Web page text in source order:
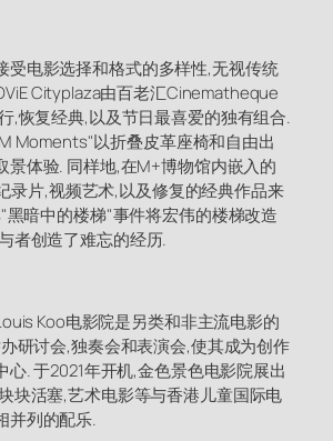
受电影选择和格式的多样性,无视传统
Cityplaza由百老汇Cinematheque
,恢复经典,以及节日最喜爱的独有组合.
Moments"以折叠皮革座椅和自由出
景体验. 同样地,在M+博物馆内嵌入的
录片,视频艺术,以及修复的经典作品来
黑暗中的楼梯"事件将宏伟的楼梯改造
者创造了难忘的经历.
Koo电影院是另类和非主流电影的
研讨会,独奏会和表演会,使其成为创作
心. 于2021年开机,金色景色电影院展出
块活塞,艺术电影等与香港儿童国际电
并列的配乐.